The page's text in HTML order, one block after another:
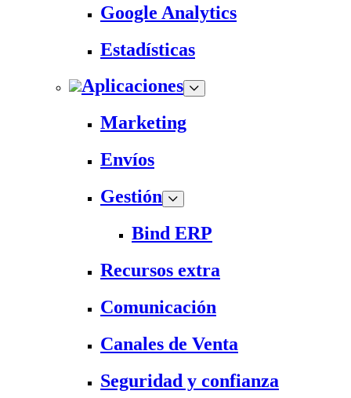
Google Analytics
Estadísticas
Aplicaciones
Marketing
Envíos
Gestión
Bind ERP
Recursos extra
Comunicación
Canales de Venta
Seguridad y confianza